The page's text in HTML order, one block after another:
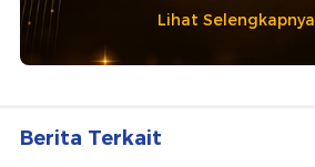
Lihat Selengkapnya
Berita Terkait